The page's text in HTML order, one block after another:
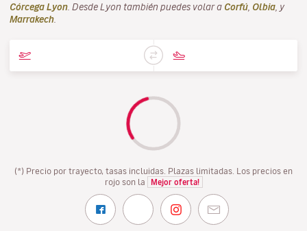
Córcega Lyon . Desde Lyon también puedes volar a Corfú Olbia , y
Marrakech
(*) Precio por trayecto, tasas incluidas. Plazas limitadas. Los precios en
rojo son la
Mejor oferta!